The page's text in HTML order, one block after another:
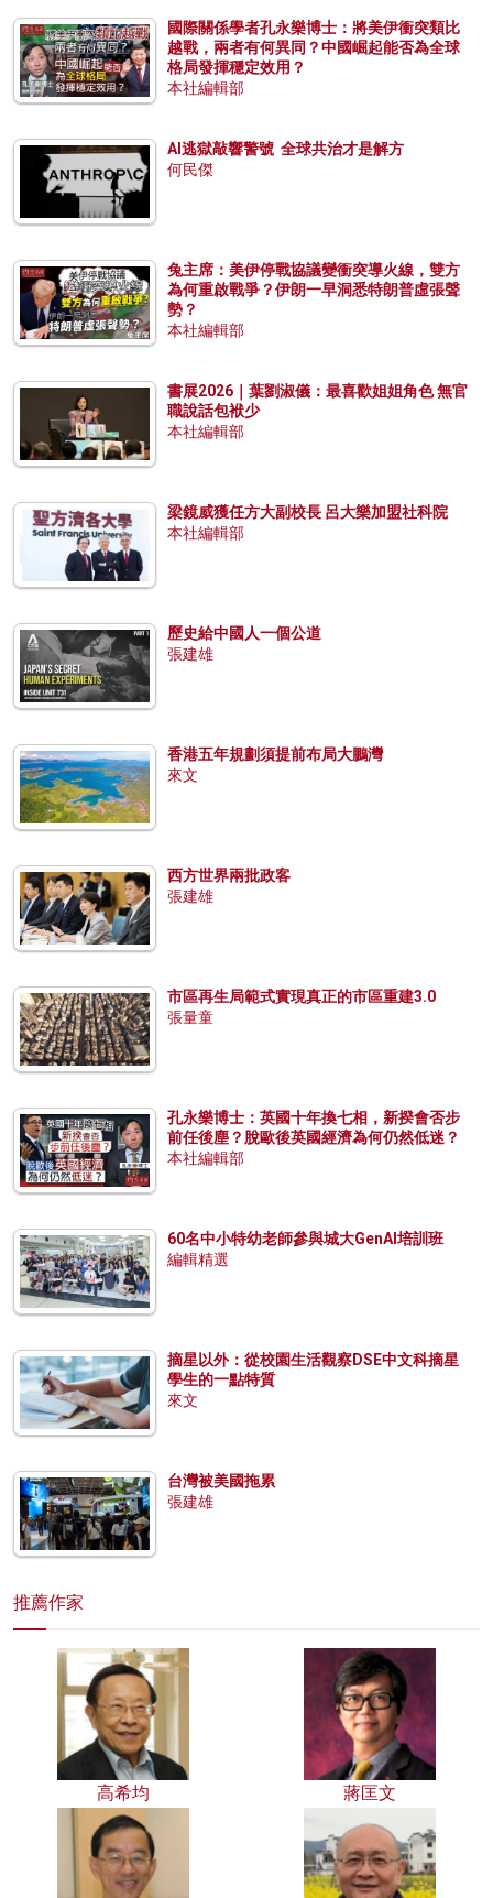
國際關係學者孔永樂博士：將美伊衝突類比
越戰，兩者有何異同？中國崛起能否為全球
格局發揮穩定效用？
本社編輯部
AI逃獄敲響警號 全球共治才是解方
何民傑
兔主席：美伊停戰協議變衝突導火線，雙方
為何重啟戰爭？伊朗一早洞悉特朗普虛張聲
勢？
本社編輯部
書展2026｜葉劉淑儀：最喜歡姐姐角色 無官
職說話包袱少
本社編輯部
梁鏡威獲任方大副校長 呂大樂加盟社科院
本社編輯部
歷史給中國人一個公道
張建雄
香港五年規劃須提前布局大鵬灣
來文
西方世界兩批政客
張建雄
市區再生局範式實現真正的市區重建3.0
張量童
孔永樂博士：英國十年換七相，新揆會否步
前任後塵？脫歐後英國經濟為何仍然低迷？
本社編輯部
60名中小特幼老師參與城大GenAI培訓班
編輯精選
摘星以外：從校園生活觀察DSE中文科摘星
學生的一點特質
來文
台灣被美國拖累
張建雄
推薦作家
高希均 蔣匡文